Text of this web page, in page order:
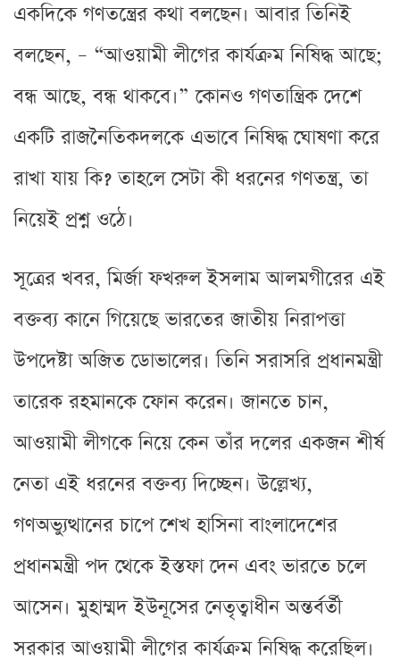
একদিকে গণতন্ত্রের কথা বলছেন। আবার তিনিই
বলছেন, – “আওয়ামী লীগের কার্যক্রম নিষিদ্ধ আছে;
বন্ধ আছে, বন্ধ থাকবে।” কোনও গণতান্ত্রিক দেশে
একটি রাজনৈতিকদলকে এভাবে নিষিদ্ধ ঘোষণা করে
রাখা যায় কি? তাহলে সেটা কী ধরনের গণতন্ত্র, তা
নিয়েই প্রশ্ন ওঠে।
সূত্রের খবর, মির্জা ফখরুল ইসলাম আলমগীরের এই
বক্তব্য কানে গিয়েছে ভারতের জাতীয় নিরাপত্তা
উপদেষ্টা অজিত ডোভালের। তিনি সরাসরি প্রধানমন্ত্রী
তারেক রহমানকে ফোন করেন। জানতে চান,
আওয়ামী লীগকে নিয়ে কেন তাঁর দলের একজন শীর্ষ
নেতা এই ধরনের বক্তব্য দিচ্ছেন। উল্লেখ্য,
গণঅভ্যুত্থানের চাপে শেখ হাসিনা বাংলাদেশের
প্রধানমন্ত্রী পদ থেকে ইস্তফা দেন এবং ভারতে চলে
আসেন। মুহাম্মদ ইউনূসের নেতৃত্বাধীন অন্তর্বর্তী
সরকার আওয়ামী লীগের কার্যক্রম নিষিদ্ধ করেছিল।